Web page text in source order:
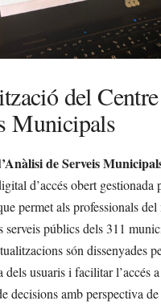
del
Municipals
de Serveis
d’accés obert gestionada
permet als professionals
serveis públics dels 311
són dissenyades
dels usuaris i facilitar l’accés
decisions amb perspectiva